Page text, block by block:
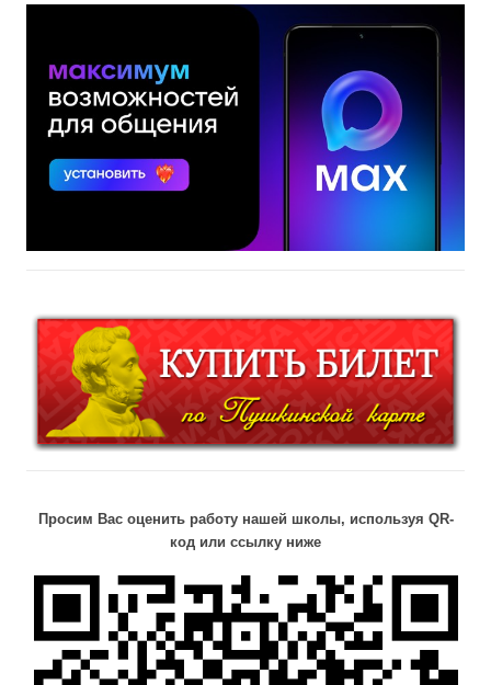
Просим Вас оценить работу нашей школы, используя QR-
код или ссылку ниже